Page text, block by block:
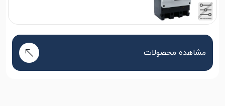
مشاهده محصولات